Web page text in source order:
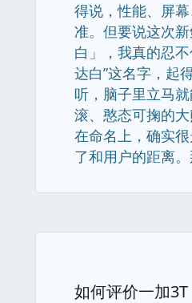
得说，性能、屏
准。但要说这次
白」，我真的忍
达白”这名字，起
听，脑子里立马
滚、憨态可掬的
在命名上，确实
了和用户的距离
如何评价一加3T